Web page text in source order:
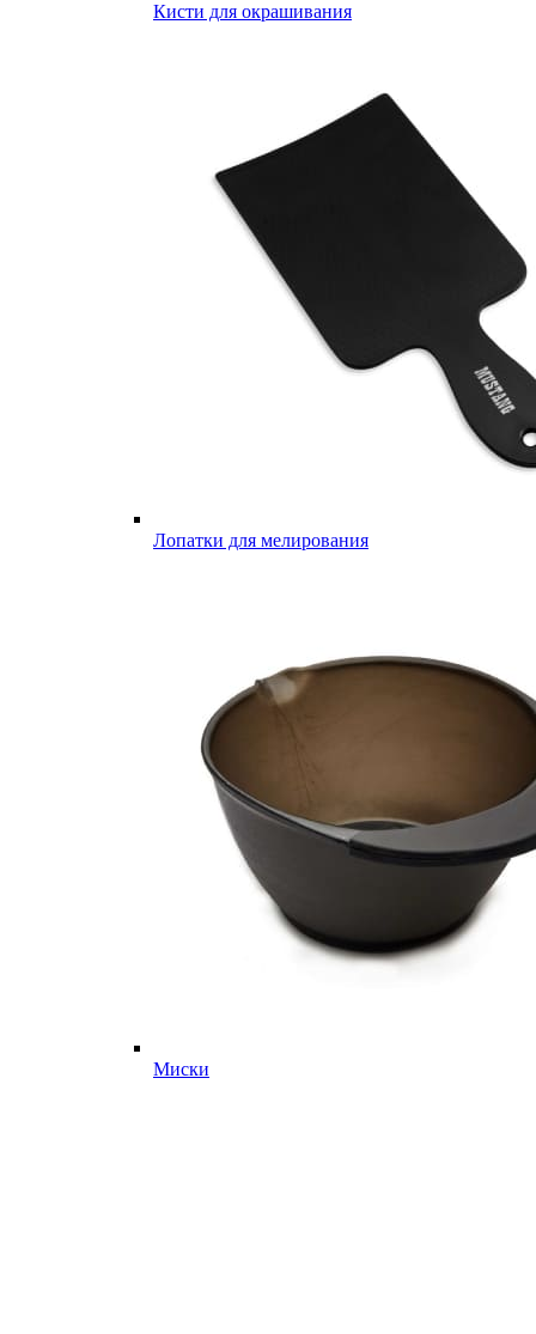
Кисти для окрашивания
Лопатки для мелирования
Миски